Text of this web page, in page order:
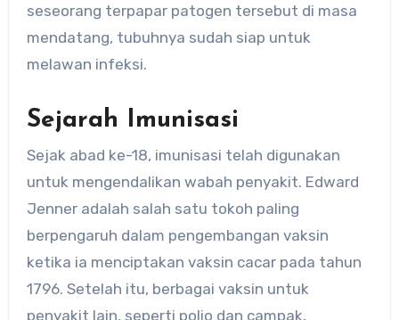
seseorang terpapar patogen tersebut di masa
mendatang, tubuhnya sudah siap untuk
melawan infeksi.
Sejarah Imunisasi
Sejak abad ke-18, imunisasi telah digunakan
untuk mengendalikan wabah penyakit. Edward
Jenner adalah salah satu tokoh paling
berpengaruh dalam pengembangan vaksin
ketika ia menciptakan vaksin cacar pada tahun
1796. Setelah itu, berbagai vaksin untuk
penyakit lain, seperti polio dan campak,